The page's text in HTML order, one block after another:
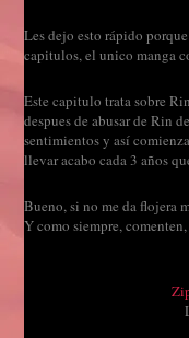
Les dejo esto rápido
capitulos, el unico manga
Este capitulo trata sobre
despues de abusar de Rin
sentimientos y así
llevar acabo cada 3 años
Bueno, si no me da flojera
Y como siempre,